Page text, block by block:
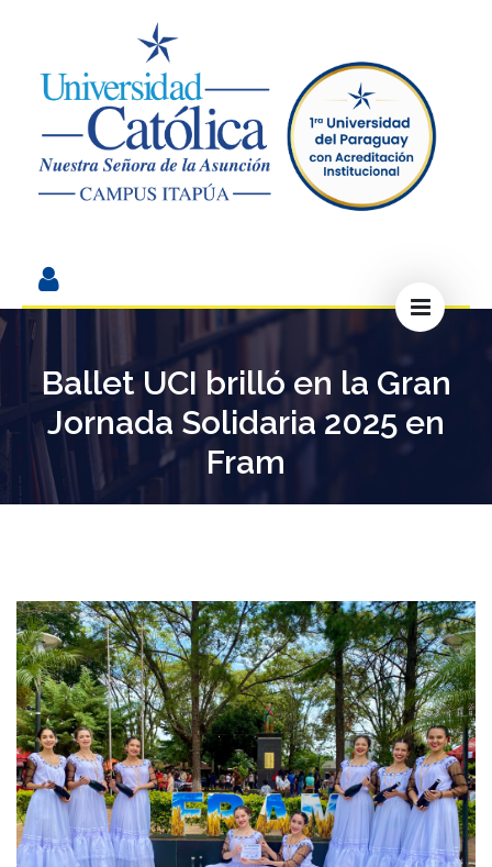
Ballet UCI brilló en la Gran
Jornada Solidaria 2025 en
Fram